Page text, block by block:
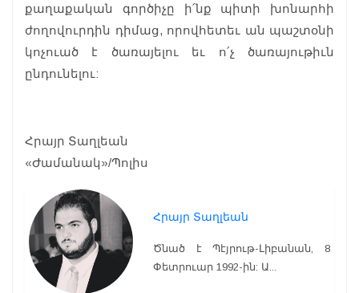
քաղաքական գործիչը ի՛նք պիտի խոնարհի
ժողովուրդին դիմաց, որովհետեւ ան պաշտօնի
կոչուած է ծառայելու եւ ո՛չ ծառայութիւն
ընդունելու:
Հրայր Տաղլեան
«Ժամանակ»/Պոլիս
Հրայր Տաղլեան
Ծնած է Պէյրութ-Լիբանան, 8
Փետրուար 1992-ին: Ա...